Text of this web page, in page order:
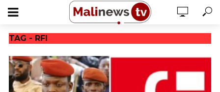
TAG - RFI